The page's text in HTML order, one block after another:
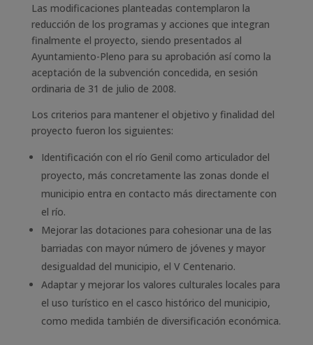
Las modificaciones planteadas contemplaron la
reducción de los programas y acciones que integran
finalmente el proyecto, siendo presentados al
Ayuntamiento-Pleno para su aprobación así como la
aceptación de la subvención concedida, en sesión
ordinaria de 31 de julio de 2008.
Los criterios para mantener el objetivo y finalidad del
proyecto fueron los siguientes:
Identificación con el río Genil como articulador del
proyecto, más concretamente las zonas donde el
municipio entra en contacto más directamente con
el río.
Mejorar las dotaciones para cohesionar una de las
barriadas con mayor número de jóvenes y mayor
desigualdad del municipio, el V Centenario.
Adaptar y mejorar los valores culturales locales para
el uso turístico en el casco histórico del municipio,
como medida también de diversificación económica.